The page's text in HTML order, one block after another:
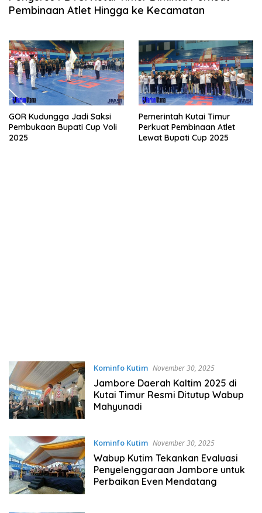
Pembinaan Atlet Hingga ke Kecamatan
GOR Kudungga Jadi Saksi
Pembukaan Bupati Cup Voli
2025
Pemerintah Kutai Timur
Perkuat Pembinaan Atlet
Lewat Bupati Cup 2025
Kominfo Kutim November 30, 2025
Jambore Daerah Kaltim 2025 di
Kutai Timur Resmi Ditutup Wabup
Mahyunadi
Kominfo Kutim November 30, 2025
Wabup Kutim Tekankan Evaluasi
Penyelenggaraan Jambore untuk
Perbaikan Even Mendatang